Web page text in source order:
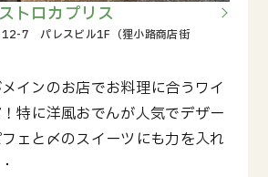
トロカプリス
インのお店でお料理に合うワイ
特に洋風おでんが人気でデザー
ェと〆のスイーツにも力を入れ